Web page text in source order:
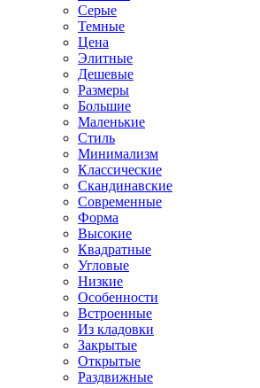
Серые
Темные
Цена
Элитные
Дешевые
Размеры
Большие
Маленькие
Стиль
Минимализм
Классические
Скандинавские
Современные
Форма
Высокие
Квадратные
Угловые
Низкие
Особенности
Встроенные
Из кладовки
Закрытые
Открытые
Раздвижные